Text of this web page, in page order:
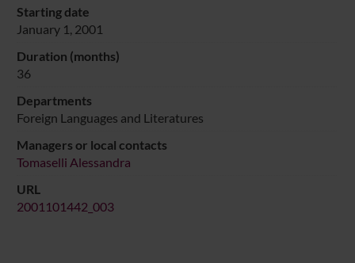
Starting date
January 1, 2001
Duration (months)
36
Departments
Foreign Languages and Literatures
Managers or local contacts
Tomaselli Alessandra
URL
2001101442_003